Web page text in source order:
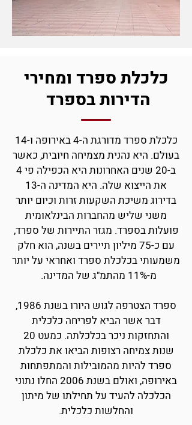
כלכלת ספרד ומחירי
הדירות בספרד
כלכלת ספרד מדור
גת ה-4 באירופה ו-14
בעולם. היא נהנית מצמיחה חיובית, כאשר
ב-20 שנים האחרונות היא הכפילה
פי 4
את הייצוא שלה. היא המדינה ה-13
בדירוג משיכת השקעות זרות וכיום יותר
משני שליש מהחברות הבינלאומית
פועלות בספרד. מגזר התיירות של ספרד,
עם כ-75 מיליון תיירים בשנה, הוא חלק
משמעותי בכלכלת ספרד ואחראי על יותר
מ-11% מהתמ"ג של המדינה.
ספרד הצטרפה לגוש היורו בשנת 1986,
דבר אשר הביא לפריחה כלכלית
והתחזקות ניכר בכלכלתה. כמעט 20
שנות צמיחה רצופות הביאו את כלכלת
ספרד להיות מהמובילות והמתפתחות
באירופה, ואולם בשנת 2006 החלו נתוני
הכלכלה להעיד על תחילתו של מיתון
והחלשות כלכלית.